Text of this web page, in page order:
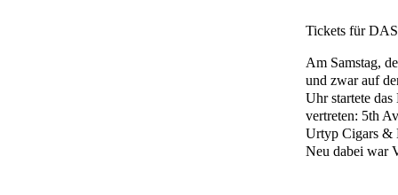
Tickets für
Am Samstag,
und zwar auf
Uhr startete
vertreten: 5th
Urtyp Cigars &
Neu dabei war